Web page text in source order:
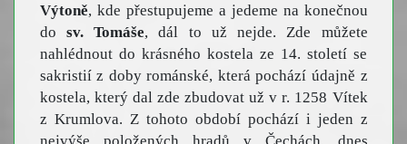
Výtoně, kde přestupujeme a jedeme na konečnou
do sv. Tomáše, dál to už nejde. Zde můžete
nahlédnout do krásného kostela ze 14. století se
sakristií z doby románské, která pochází údajně z
kostela, který dal zde zbudovat už v r. 1258 Vítek
z Krumlova. Z tohoto období pochází i jeden z
nejvýše položených hradů v Čechách, dnes